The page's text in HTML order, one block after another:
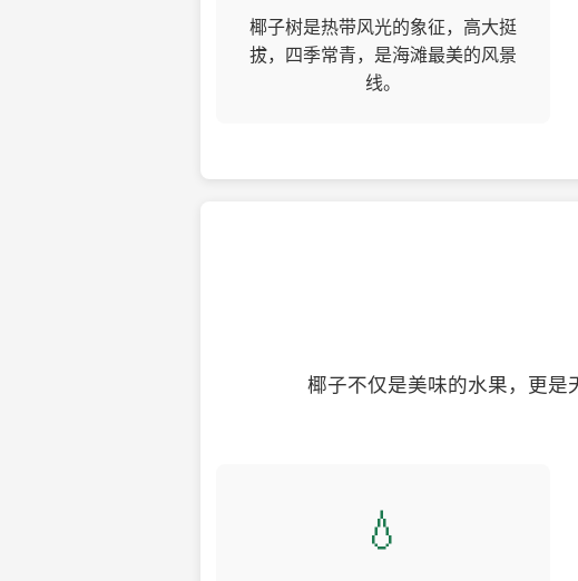
椰子树是热带风光的象征，高大挺
拔，四季常青，是海滩最美的风景
线。
椰子不仅是美味的水果，更
💧